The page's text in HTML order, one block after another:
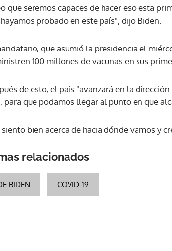
que seremos capaces de hacer eso esta
probado en este país", dijo Biden.
que asumió la presidencia el
100 millones de vacunas en sus
de esto, el país "avanzará en la
para que podamos llegar al punto en que
siento bien acerca de hacia dónde vamos y
relacionados
BIDEN COVID-19